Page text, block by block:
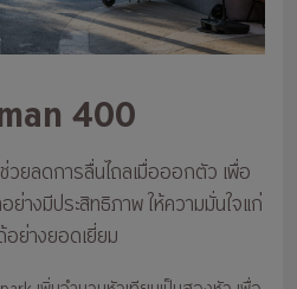
400
ยลดการลื่นไถลเมื่อออกตัว เพื่อ
ย่างมีประสิทธิภาพ ให้ความมั่นใจแก่
อย่างยอดเยี่ยม